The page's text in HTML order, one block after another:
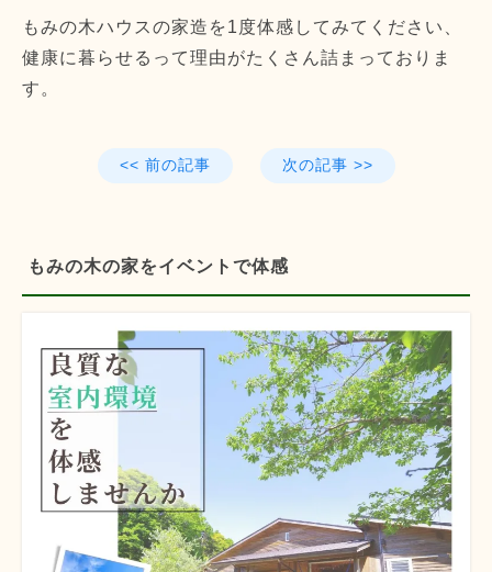
もみの木ハウスの家造を1度体感してみてください、
健康に暮らせるって理由がたくさん詰まっておりま
す。
<< 前の記事 次の記事 >>
もみの木の家をイベントで体感